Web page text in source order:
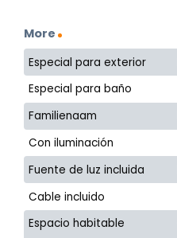
More
Especial para exterior
Especial para baño
Familienaam
Con iluminación
Fuente de luz incluida
Cable incluido
Espacio habitable